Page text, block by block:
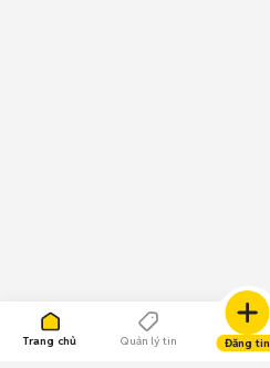
Trang chủ Quản lý tin Đăng tin